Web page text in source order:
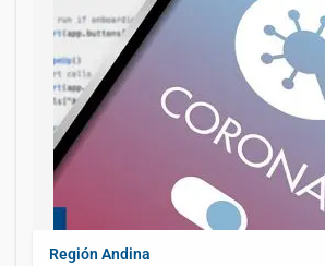
Región Andina